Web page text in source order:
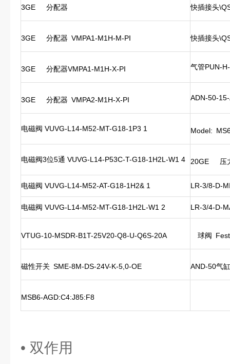
3GE 分配器 快插接头
3GE 分配器 VMPA1-M1H-M-PI 快插接头
3GE 分配器VMPA1-M1H-X-PI 气管PUN-
3GE 分配器 VMPA2-M1H-X-PI ADN-50-
电磁阀 VUVG-L14-M52-MT-G18-1P3 1 Model:
电磁阀3位5通 VUVG-L14-P53C-T-G18-1H2L-W1 4 20GE 压
电磁阀 VUVG-L14-M52-AT-G18-1H2& 1 LR-3/8-D-
电磁阀 VUVG-L14-M52-MT-G18-1H2L-W1 2 LR-3/4-D-
VTUG-10-MSDR-B1T-25V20-Q8-U-Q6S-20A 球阀
磁性开关 SME-8M-DS-24V-K-5,0-OE AND-50气
MSB6-AGD:C4:J85:F8
• 双作用